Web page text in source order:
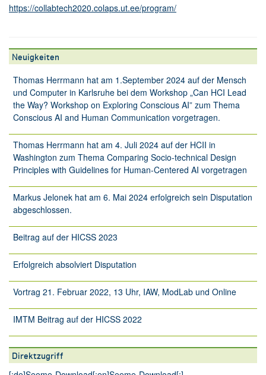
https://collabtech2020.colaps.ut.ee/program/
Neuigkeiten
Thomas Herrmann hat am 1.September 2024 auf der Mensch
und Computer in Karlsruhe bei dem Workshop „Can HCI Lead
the Way? Workshop on Exploring Conscious AI” zum Thema
Conscious AI and Human Communication vorgetragen.
Thomas Herrmann hat am 4. Juli 2024 auf der HCII in
Washington zum Thema Comparing Socio-technical Design
Principles with Guidelines for Human-Centered AI vorgetragen
Markus Jelonek hat am 6. Mai 2024 erfolgreich sein Disputation
abgeschlossen.
Beitrag auf der HICSS 2023
Erfolgreich absolviert Disputation
Vortrag 21. Februar 2022, 13 Uhr, IAW, ModLab und Online
IMTM Beitrag auf der HICSS 2022
Direktzugriff